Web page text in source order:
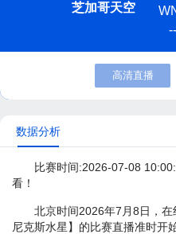
芝加哥天空
高清直播
数据分析
比赛时间:2026-07-08
看！
北京时间2026年7月8日，
尼克斯水星】的比赛直播准时开